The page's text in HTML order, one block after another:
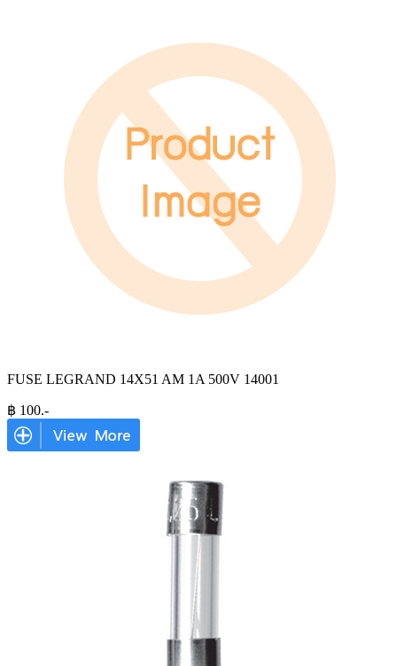
FUSE LEGRAND 14X51 AM 1A 500V 14001
฿ 100.-